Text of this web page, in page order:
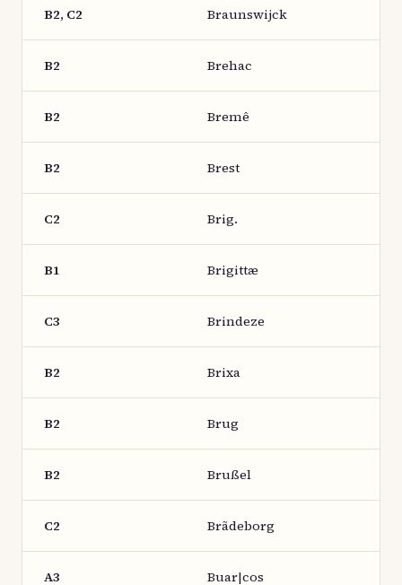
B2, C2 Braunswijck
B2 Brehac
B2 Bremê
B2 Brest
C2 Brig.
B1 Brigittæ
C3 Brindeze
B2 Brixa
B2 Brug
B2 Brußel
C2 Brãdeborg
A3 Buar|cos